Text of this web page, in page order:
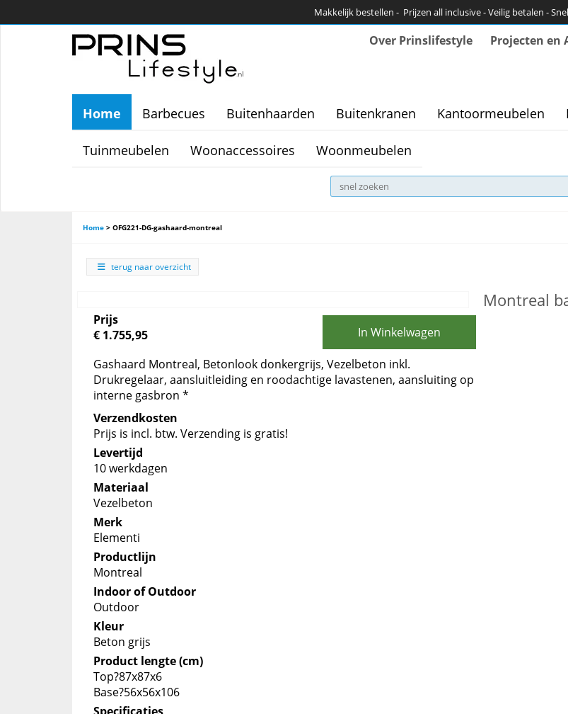
Makkelijk bestellen - Prijzen all inclusive - Veilig betalen -
Over Prinslifestyle Projecten en
Home Barbecues Buitenhaarden Buitenkranen Kantoormeubelen
Tuinmeubelen Woonaccessoires Woonmeubelen
Home > OFG221-DG-gashaard-montreal
terug naar overzicht
Montreal
Prijs
€ 1.755,95
In Winkelwagen
Gashaard Montreal, Betonlook donkergrijs, Vezelbeton inkl.
Drukregelaar, aansluitleiding en roodachtige lavastenen, aansluiting op
interne gasbron *
Verzendkosten
Prijs is incl. btw. Verzending is gratis!
Levertijd
10 werkdagen
Materiaal
Vezelbeton
Merk
Elementi
Productlijn
Montreal
Indoor of Outdoor
Outdoor
Kleur
Beton grijs
Product lengte (cm)
Top?87x87x6
Base?56x56x106